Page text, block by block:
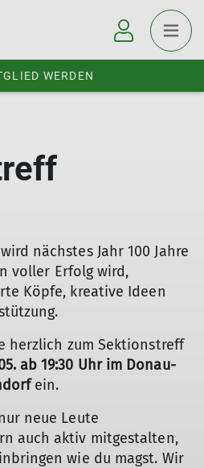
WERDEN
nächstes Jahr 100 Jahre
voller Erfolg wird,
Köpfe, kreative Ideen
herzlich zum Sektionstreff
ab 19:30 Uhr im Donau-
ein.
neue Leute
auch aktiv mitgestalten,
wie du magst. Wir